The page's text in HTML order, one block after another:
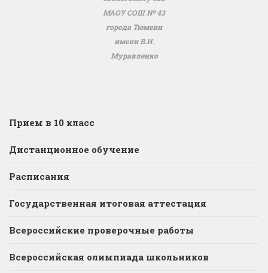
МАОУ СОШ № 43
города Тюмени
имени В.И.
Муравленко
Прием в 10 класс
Дистанционное обучение
Расписания
Государственная итоговая аттестация
Всероссийские проверочные работы
Всероссийская олимпиада школьников